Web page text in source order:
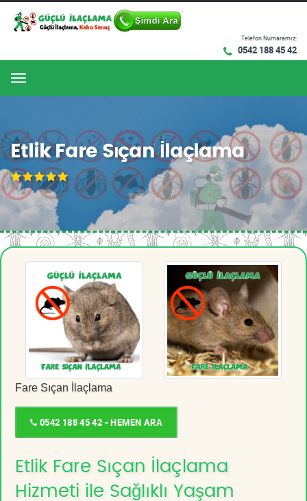
Telefon Numaramız:
0542 188 45 42
Menu
Etlik Fare Sıçan İlaçlama
Fare Sıçan İlaçlama
0542 188 45 42 - HEMEN ARA
Etlik Fare Sıçan İlaçlama
Hizmeti ile Sağlıklı Yaşam